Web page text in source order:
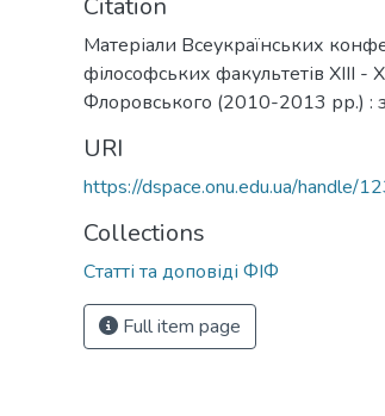
Матеріали Всеукраїнських
філософських факультетів XIII -
Флоровського (2010-2013 рр.) :
URI
https://dspace.onu.edu.ua/handle/
Collections
Статті та доповіді ФІФ
Full item page